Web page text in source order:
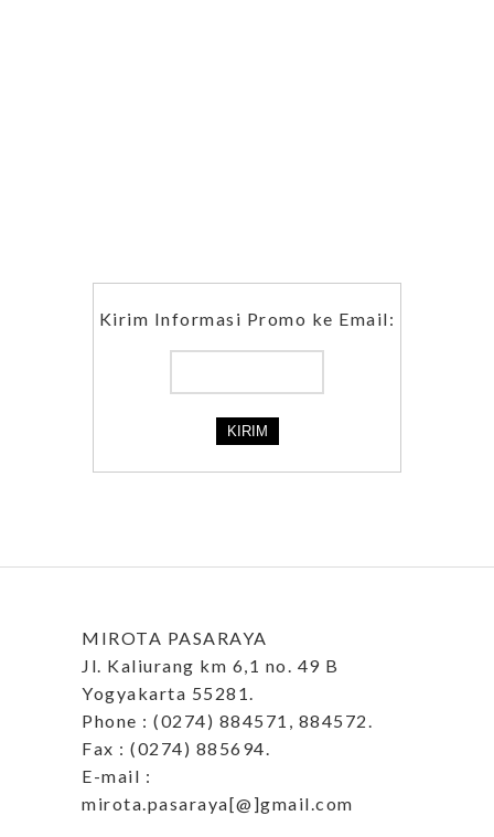
Kirim Informasi Promo ke Email:
MIROTA PASARAYA
Jl. Kaliurang km 6,1 no. 49 B
Yogyakarta 55281.
Phone : (0274) 884571, 884572.
Fax : (0274) 885694.
E-mail :
mirota.pasaraya[@]gmail.com